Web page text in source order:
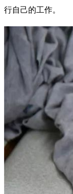
行自己的工作。